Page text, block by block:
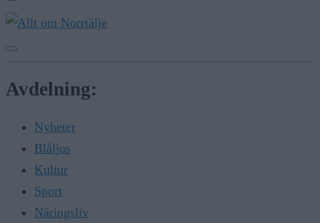
Avdelning:
Nyheter
Blåljus
Kultur
Sport
Näringsliv